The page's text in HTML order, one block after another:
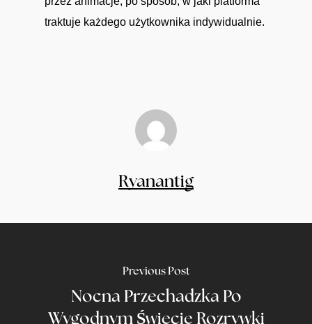
traktuje każdego użytkownika indywidualnie.
Ryanantig
Previous Post
Nocna Przechadzka Po
Wygodnym Świecie Rozrywki